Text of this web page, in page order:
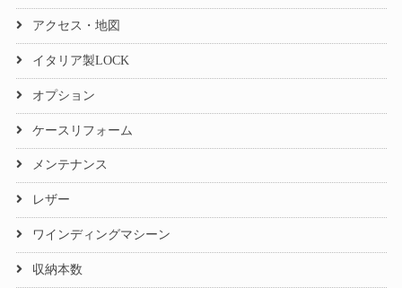
アクセス・地図
イタリア製LOCK
オプション
ケースリフォーム
メンテナンス
レザー
ワインディングマシーン
収納本数